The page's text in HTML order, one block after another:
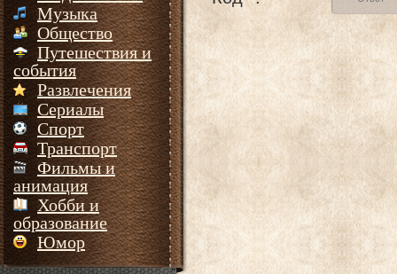
Музыка
Общество
Путешествия и
события
Развлечения
Сериалы
Спорт
Транспорт
Фильмы и
анимация
Хобби и
образование
Юмор